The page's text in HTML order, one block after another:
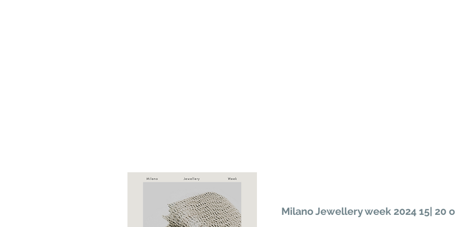
Milano Jewellery week 2024 15| 20